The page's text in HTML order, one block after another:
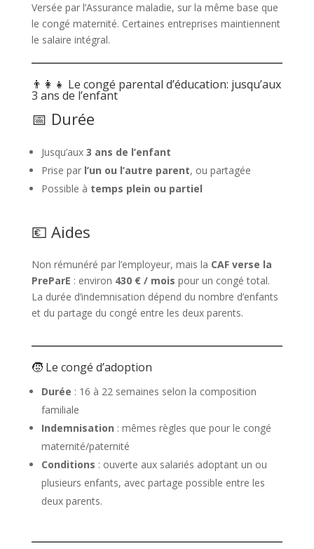
Versée par l’Assurance maladie, sur la même base que
le congé maternité. Certaines entreprises maintiennent
le salaire intégral.
👨‍👩‍👧 Le congé parental d’éducation: jusqu’aux
3 ans de l’enfant
📅 Durée
Jusqu’aux 3 ans de l’enfant
Prise par l’un ou l’autre parent, ou partagée
Possible à temps plein ou partiel
💶 Aides
Non rémunéré par l’employeur, mais la CAF verse la
PreParE : environ 430 € / mois pour un congé total.
La durée d’indemnisation dépend du nombre d’enfants
et du partage du congé entre les deux parents.
🧒 Le congé d’adoption
Durée : 16 à 22 semaines selon la composition
familiale
Indemnisation : mêmes règles que pour le congé
maternité/paternité
Conditions : ouverte aux salariés adoptant un ou
plusieurs enfants, avec partage possible entre les
deux parents.